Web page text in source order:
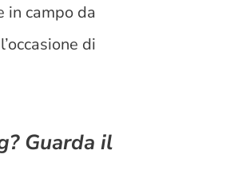
in campo da
di
Guarda il